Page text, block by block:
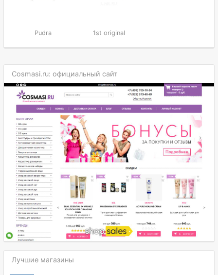
Pudra 1st original
Cosmasi.ru: официальный сайт
Лучшие магазины